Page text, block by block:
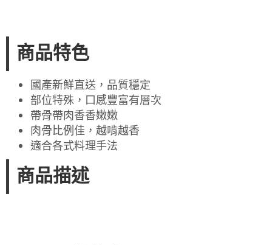
商品特色
國產新鮮直送，品質穩定
部位特殊，口感豐富有層次
帶骨帶肉香香嫩嫩
肉骨比例佳，越啃越香
適合各式料理手法
商品描述